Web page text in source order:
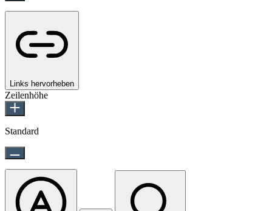
Links hervorheben
Zeilenhöhe
Standard